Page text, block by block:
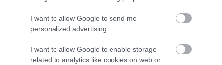
I want to allow Google to send me
personalized advertising.
I want to allow Google to enable storage
related to analytics like cookies on web or
már csökkent.